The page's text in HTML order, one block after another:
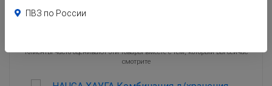
Клиенты часто оценивают эти товары вместе с тем, который Вы сейчас
смотрите
ПВЗ по России